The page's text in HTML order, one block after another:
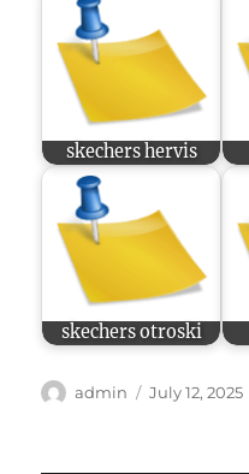
skechers hervis
skechers otroski
Author
admin
Posted
July 12, 2025